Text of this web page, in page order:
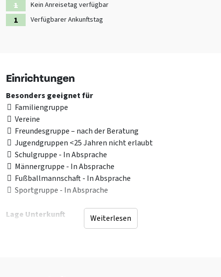
Kein Anreisetag verfügbar
Verfügbarer Ankunftstag
Einrichtungen
Lage Unterkunft
Sonstiges Haus auf dem Land
Besonders geeignet für
Familiengruppe
Vereine
Freundesgruppe – nach der Beratung
Jugendgruppen <25 Jahren nicht erlaubt
Schulgruppe - In Absprache
Männergruppe - In Absprache
Fußballmannschaft - In Absprache
Sportgruppe - In Absprache
Weiterlesen